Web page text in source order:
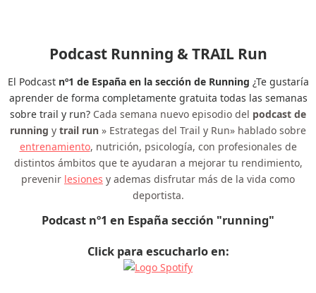
Podcast Running & TRAIL Run
El Podcastnº1 de España en la sección de Running ¿Te gustaría
aprender de forma completamente gratuita todas las semanas
sobre trail y run? Cada semana nuevo episodio del podcast de
running y trail run » Estrategas del Trail y Run» hablado sobre
entrenamiento, nutrición, psicología, con profesionales de
distintos ámbitos que te ayudaran a mejorar tu rendimiento,
prevenir lesiones y ademas disfrutar más de la vida como
deportista.
Podcast nº1 en España sección "running"
Click para escucharlo en: